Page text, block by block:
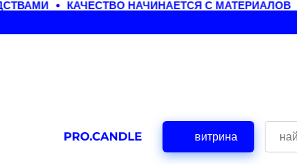
КАЧЕСТВО НАЧИНАЕТСЯ С МАТЕРИАЛОВ
витрина